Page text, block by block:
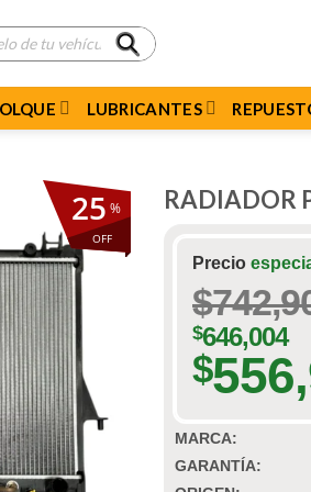
LUBRICANTES
%
OFF
25 RADIADOR
MARCA:
GARANTÍA:
Precio
$
$646,004
$